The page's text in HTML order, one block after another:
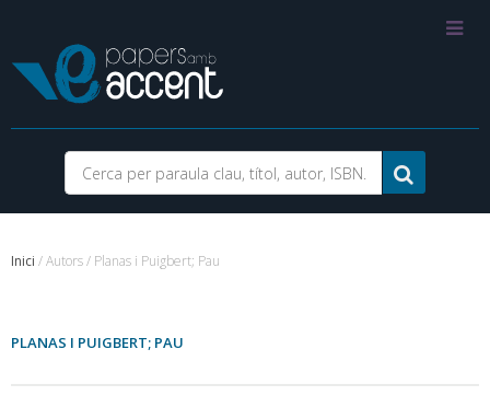
Inici / Autors / Planas i Puigbert; Pau
PLANAS I PUIGBERT; PAU